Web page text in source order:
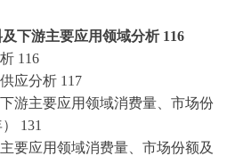
下游主要应用领域分析 116
116
应分析 117
游主要应用领域消费量、市场份
131
要应用领域消费量、市场份额及